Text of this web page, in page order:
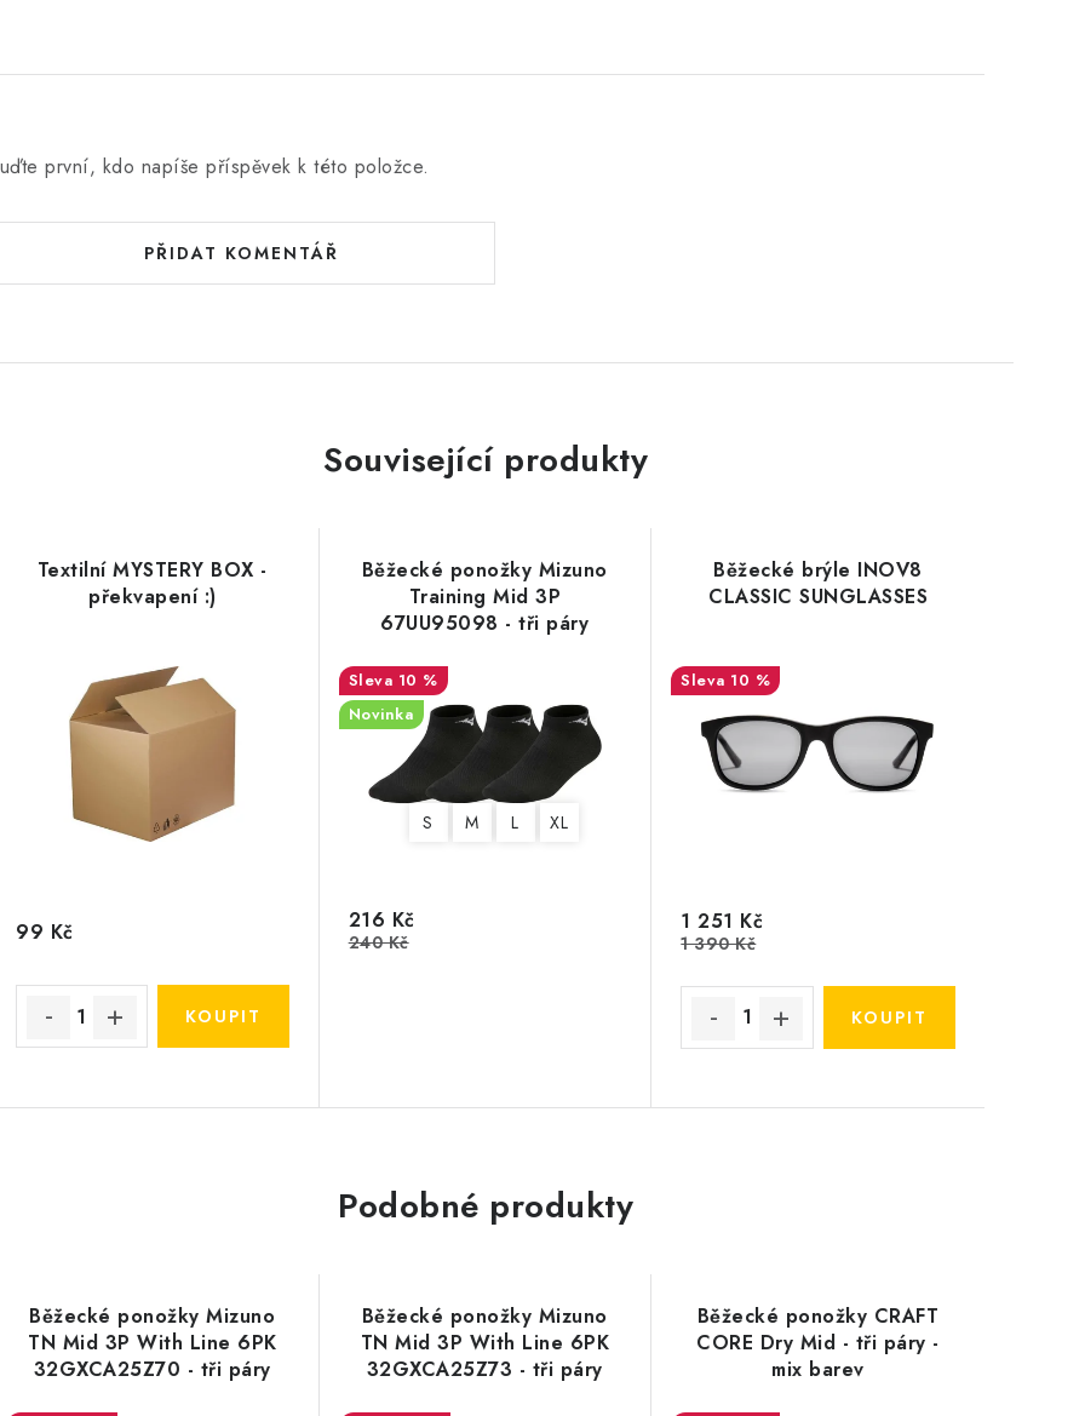
první, kdo napíše příspěvek k této položce.
PŘIDAT KOMENTÁŘ
Související produkty
Textilní MYSTERY BOX -
překvapení :)
99 Kč
Běžecké ponožky Mizuno
Training Mid 3P
67UU95098 - tři páry
10 %
Novinka
S M L XL
216 Kč
240 Kč
Běžecké brýle INOV8
CLASSIC SUNGLASSES
10 %
1 251 Kč
1 390 Kč
Podobné produkty
Běžecké ponožky Mizuno
TN Mid 3P With Line 6PK
32GXCA25Z70 - tři páry
Běžecké ponožky Mizuno
TN Mid 3P With Line 6PK
32GXCA25Z73 - tři páry
Běžecké ponožky CRAFT
CORE Dry Mid - tři páry -
mix barev